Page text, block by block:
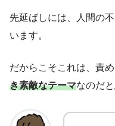
先延ばしには、人間の
います。
だからこそこれは、責
き素敵なテーマなのだと